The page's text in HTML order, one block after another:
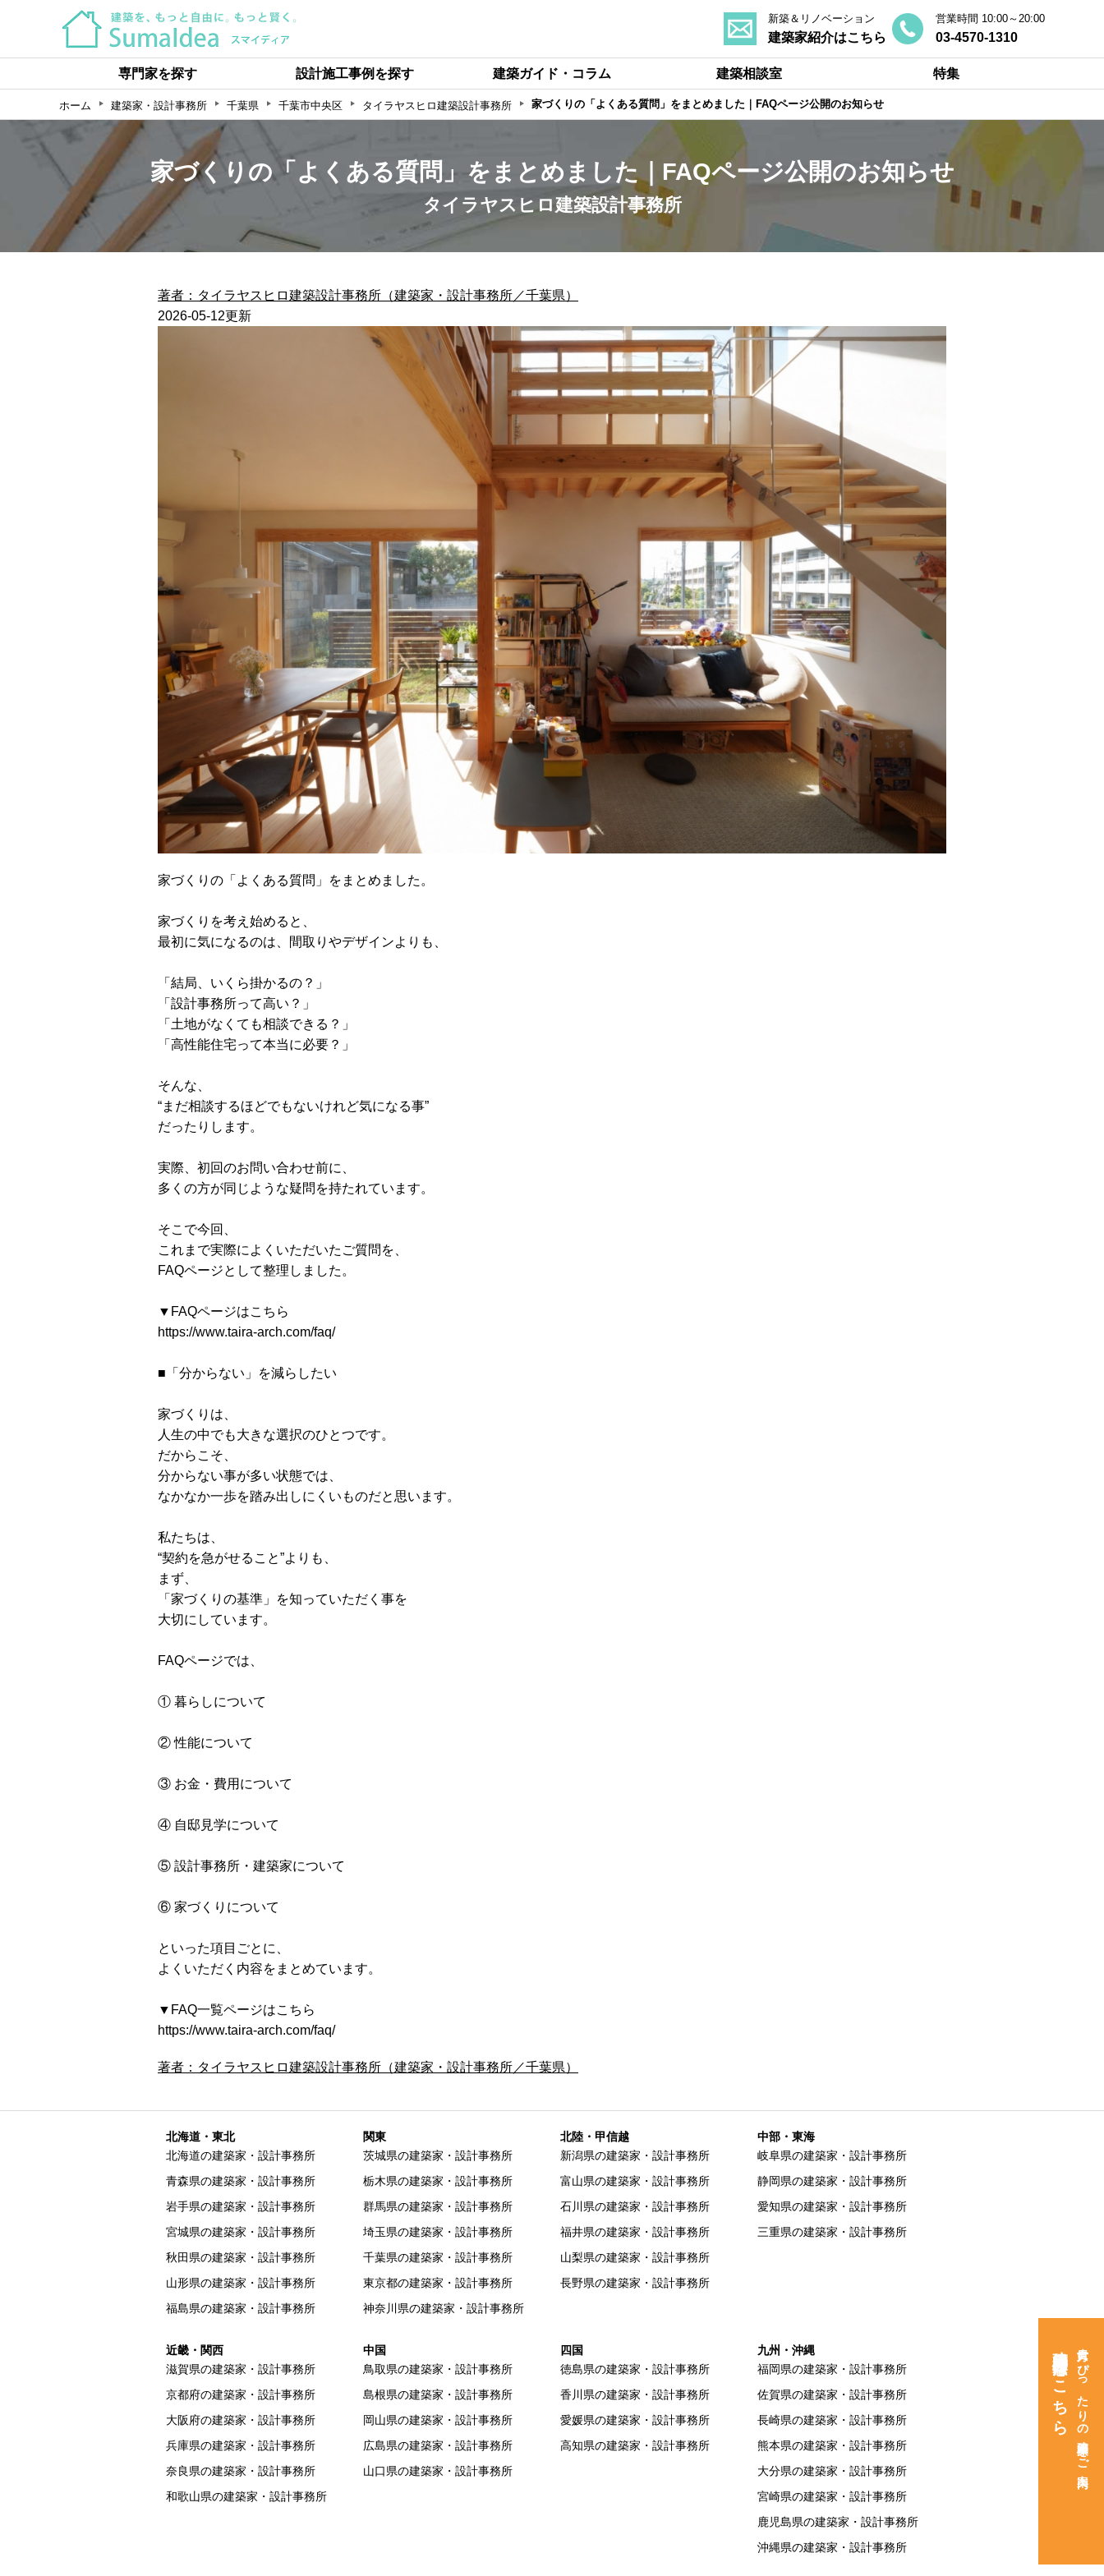
新築＆リノベーション
建築家紹介はこちら
営業時間 10:00～20:00
03-4570-1310
専門家を探す 設計施工事例を探す 建築ガイド・コラム 建築相談室 特集
ホーム 建築家・設計事務所 千葉県 千葉市中央区 タイラヤスヒロ建築設計事務所 家づくりの「よくある質問」をまとめました｜FAQページ公開のお知らせ
家づくりの「よくある質問」をまとめました｜FAQページ公開のお知らせ
タイラヤスヒロ建築設計事務所
著者：タイラヤスヒロ建築設計事務所（建築家・設計事務所／千葉県）
2026-05-12更新
家づくりの「よくある質問」をまとめました。
家づくりを考え始めると、
最初に気になるのは、間取りやデザインよりも、
「結局、いくら掛かるの？」
「設計事務所って高い？」
「土地がなくても相談できる？」
「高性能住宅って本当に必要？」
そんな、
“まだ相談するほどでもないけれど気になる事”
だったりします。
実際、初回のお問い合わせ前に、
多くの方が同じような疑問を持たれています。
そこで今回、
これまで実際によくいただいたご質問を、
FAQページとして整理しました。
▼FAQページはこちら
https://www.taira-arch.com/faq/
■「分からない」を減らしたい
家づくりは、
人生の中でも大きな選択のひとつです。
だからこそ、
分からない事が多い状態では、
なかなか一歩を踏み出しにくいものだと思います。
私たちは、
“契約を急がせること”よりも、
まず、
「家づくりの基準」を知っていただく事を
大切にしています。
FAQページでは、
① 暮らしについて
② 性能について
③ お金・費用について
④ 自邸見学について
⑤ 設計事務所・建築家について
⑥ 家づくりについて
といった項目ごとに、
よくいただく内容をまとめています。
▼FAQ一覧ページはこちら
https://www.taira-arch.com/faq/
著者：タイラヤスヒロ建築設計事務所（建築家・設計事務所／千葉県）
北海道・東北
北海道の建築家・設計事務所
青森県の建築家・設計事務所
岩手県の建築家・設計事務所
宮城県の建築家・設計事務所
秋田県の建築家・設計事務所
山形県の建築家・設計事務所
福島県の建築家・設計事務所
関東
茨城県の建築家・設計事務所
栃木県の建築家・設計事務所
群馬県の建築家・設計事務所
埼玉県の建築家・設計事務所
千葉県の建築家・設計事務所
東京都の建築家・設計事務所
神奈川県の建築家・設計事務所
北陸・甲信越
新潟県の建築家・設計事務所
富山県の建築家・設計事務所
石川県の建築家・設計事務所
福井県の建築家・設計事務所
山梨県の建築家・設計事務所
長野県の建築家・設計事務所
中部・東海
岐阜県の建築家・設計事務所
静岡県の建築家・設計事務所
愛知県の建築家・設計事務所
三重県の建築家・設計事務所
近畿・関西
滋賀県の建築家・設計事務所
京都府の建築家・設計事務所
大阪府の建築家・設計事務所
兵庫県の建築家・設計事務所
奈良県の建築家・設計事務所
和歌山県の建築家・設計事務所
中国
鳥取県の建築家・設計事務所
島根県の建築家・設計事務所
岡山県の建築家・設計事務所
広島県の建築家・設計事務所
山口県の建築家・設計事務所
四国
徳島県の建築家・設計事務所
香川県の建築家・設計事務所
愛媛県の建築家・設計事務所
高知県の建築家・設計事務所
九州・沖縄
福岡県の建築家・設計事務所
佐賀県の建築家・設計事務所
長崎県の建築家・設計事務所
熊本県の建築家・設計事務所
大分県の建築家・設計事務所
宮崎県の建築家・設計事務所
鹿児島県の建築家・設計事務所
沖縄県の建築家・設計事務所
貴方にぴったりの建築家をご案内
建築家紹介窓口はこちら